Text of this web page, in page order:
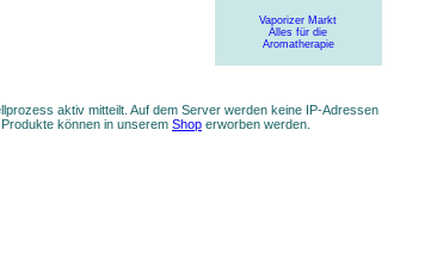
Vaporizer Markt
Alles für die
Aromatherapie
aktiv mitteilt. Auf dem Server werden keine IP-Adressen
können in unserem Shop erworben werden.